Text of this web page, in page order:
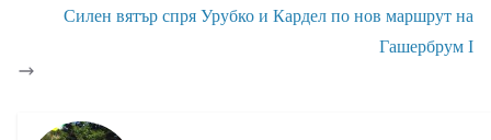
Силен вятър спря Урубко и Кардел по нов маршрут на
Гашербрум I